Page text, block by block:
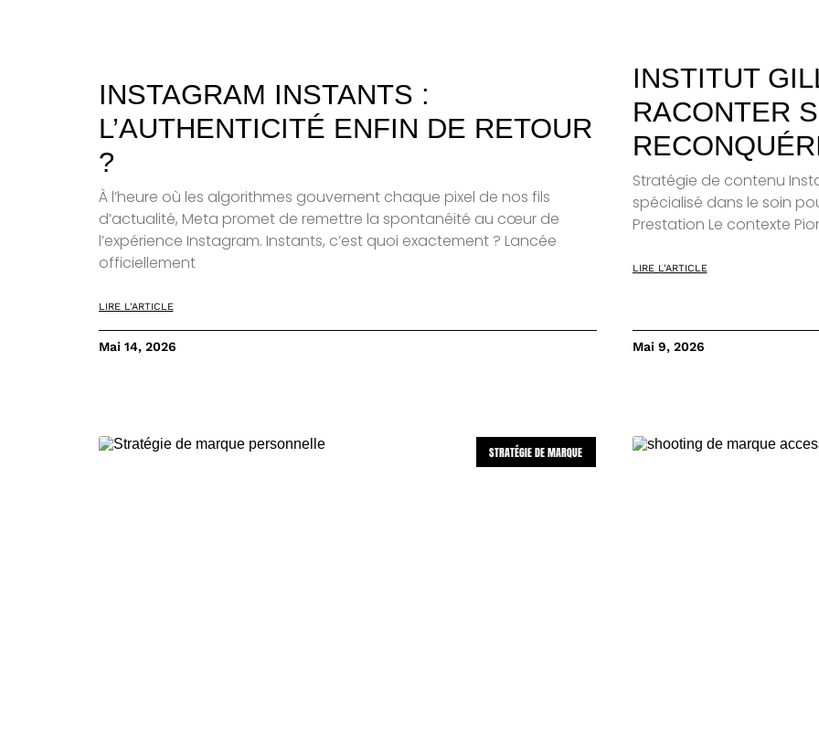
INSTAGRAM INSTANTS :
L’AUTHENTICITÉ ENFIN DE RETOUR
?
À l’heure où les algorithmes gouvernent chaque pixel de nos fils
d’actualité, Meta promet de remettre la spontanéité au cœur de
l’expérience Instagram. Instants, c’est quoi exactement ? Lancée
officiellement
LIRE L'ARTICLE
Mai 14, 2026
INSTITUT
RACONTER
Stratégie de contenu
spécialisé dans le soin
Prestation Le contexte
LIRE L'ARTICLE
Mai 9, 2026
STRATÉGIE DE MARQUE